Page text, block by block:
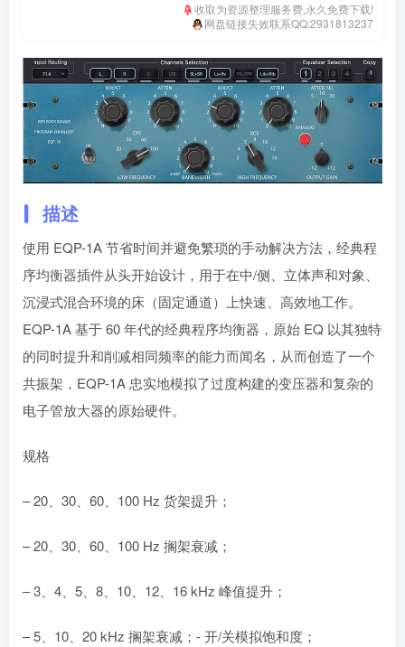
收取为资源整理服务费,永久免费下载!
网盘链接失效联系QQ:2931813237
描述
使用 EQP-1A 节省时间并避免繁琐的手动解决方法，经典程
序均衡器插件从头开始设计，用于在中/侧、立体声和对象、
沉浸式混合环境的床（固定通道）上快速、高效地工作。
EQP-1A 基于 60 年代的经典程序均衡器，原始 EQ 以其独特
的同时提升和削减相同频率的能力而闻名，从而创造了一个
共振架，EQP-1A 忠实地模拟了过度构建的变压器和复杂的
电子管放大器的原始硬件。
规格
– 20、30、60、100 Hz 货架提升；
– 20、30、60、100 Hz 搁架衰减；
– 3、4、5、8、10、12、16 kHz 峰值提升；
– 5、10、20 kHz 搁架衰减；- 开/关模拟饱和度；